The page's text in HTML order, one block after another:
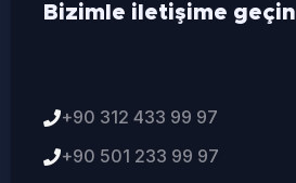
Bizimle iletişime geçin
+90 312 433 99 97
+90 501 233 99 97